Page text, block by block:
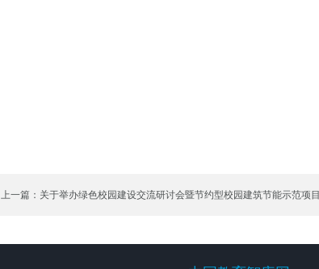
上一篇：关于举办绿色校园建设交流研讨会暨节约型校园建筑节能示范项目